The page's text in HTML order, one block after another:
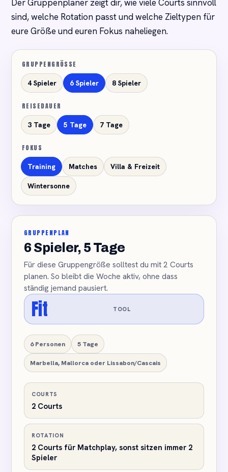
Der Gruppenplaner zeigt dir, wie viele Courts sinnvoll
sind, welche Rotation passt und welche Zieltypen für
eure Größe und euren Fokus naheliegen.
GRUPPENGRÖSSE
4 Spieler 6 Spieler 8 Spieler
REISEDAUER
3 Tage 5 Tage 7 Tage
FOKUS
Training Matches Villa & Freizeit
Wintersonne
GRUPPENPLAN
6 Spieler, 5 Tage
Für diese Gruppengröße solltest du mit 2 Courts
planen. So bleibt die Woche aktiv, ohne dass
ständig jemand pausiert.
Fit TOOL
6 Personen 5 Tage
Marbella, Mallorca oder Lissabon/Cascais
COURTS
2 Courts
ROTATION
2 Courts für Matchplay, sonst sitzen immer 2
Spieler